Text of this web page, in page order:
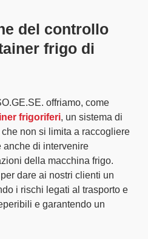
del controllo
frigo di
offriamo, come
frigoriferi, un sistema di
non si limita a raccogliere
anche di intervenire
della macchina frigo.
dare ai nostri clienti un
i rischi legati al trasporto e
e garantendo un